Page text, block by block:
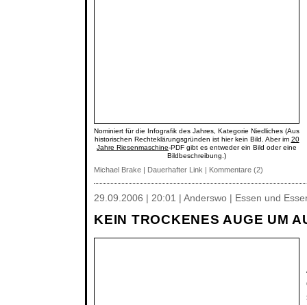
Nominiert für die Infografik des Jahres, Kategorie Niedliches (Aus
historischen Rechteklärungsgründen ist hier kein Bild. Aber im 20
Jahre Riesenmaschine-PDF gibt es entweder ein Bild oder eine
Bildbeschreibung.)
Michael Brake | Dauerhafter Link | Kommentare (2)
29.09.2006 | 20:01 | Anderswo | Essen und
KEIN TROCKENES AUGE UM